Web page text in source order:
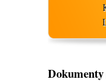
Dokumenty